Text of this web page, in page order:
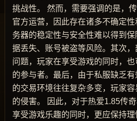
挑战性。 然而，需要强调的是，
官方运营，因此存在诸多不确定
务器的稳定性与安全性难以得到
据丢失、账号被盗等风险。其次
问题，玩家在享受游戏的同时，
的参与者。最后，由于私服缺乏
的交易环境往往复杂多变，玩家
的侵害。 因此，对于热爱1.85传
享受游戏乐趣的同时，更应保持